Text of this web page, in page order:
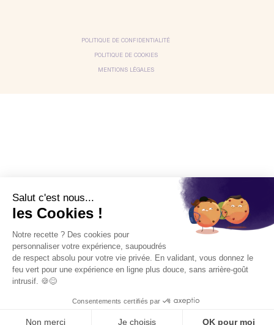
POLITIQUE DE CONFIDENTIALITÉ
POLITIQUE DE COOKIES
MENTIONS LÉGALES